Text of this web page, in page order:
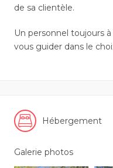
de sa clientèle.
Un personnel toujours
vous guider dans le
Hébergement
Galerie photos